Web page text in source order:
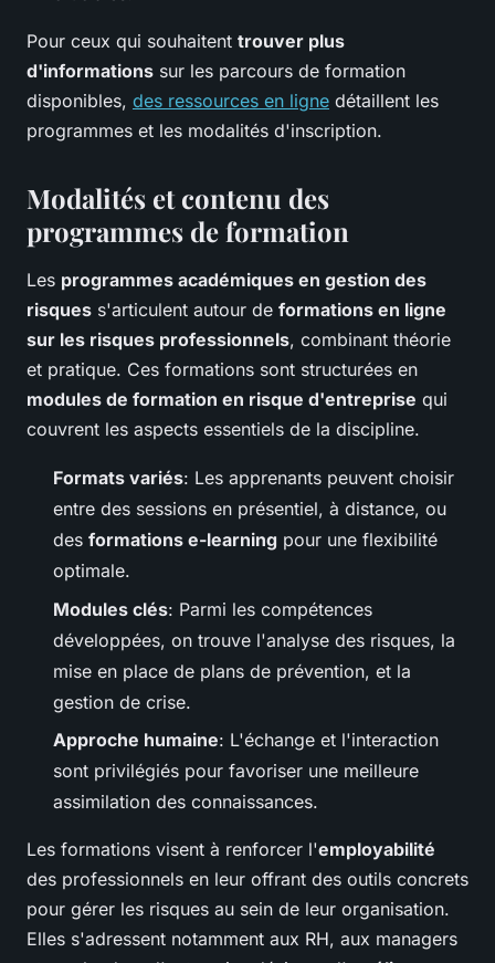
Pour ceux qui souhaitent trouver plus
d'informations sur les parcours de formation
disponibles, des ressources en ligne détaillent les
programmes et les modalités d'inscription.
Modalités et contenu des
programmes de formation
Les programmes académiques en gestion des
risques s'articulent autour de formations en ligne
sur les risques professionnels, combinant théorie
et pratique. Ces formations sont structurées en
modules de formation en risque d'entreprise qui
couvrent les aspects essentiels de la discipline.
Formats variés: Les apprenants peuvent choisir
entre des sessions en présentiel, à distance, ou
des formations e-learning pour une flexibilité
optimale.
Modules clés: Parmi les compétences
développées, on trouve l'analyse des risques, la
mise en place de plans de prévention, et la
gestion de crise.
Approche humaine: L'échange et l'interaction
sont privilégiés pour favoriser une meilleure
assimilation des connaissances.
Les formations visent à renforcer l'employabilité
des professionnels en leur offrant des outils concrets
pour gérer les risques au sein de leur organisation.
Elles s'adressent notamment aux RH, aux managers